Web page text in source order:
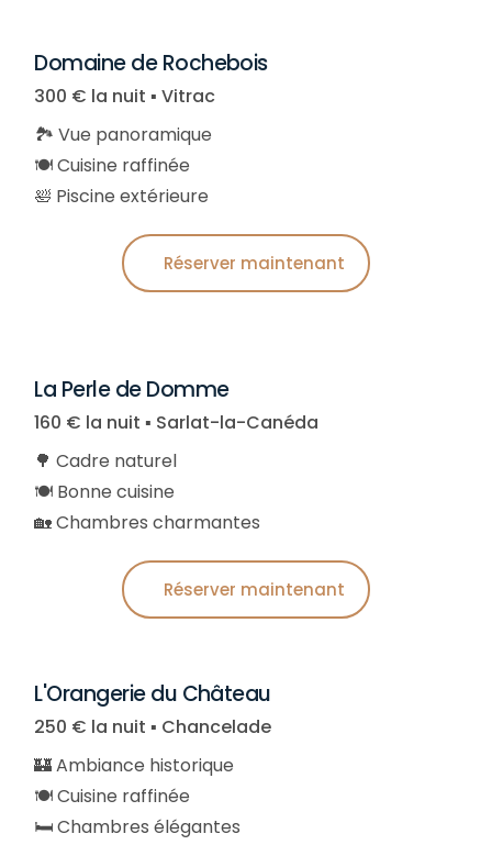
Domaine de Rochebois
300 € la nuit ▪︎ Vitrac
🏞️ Vue panoramique
🍽️ Cuisine raffinée
🛀 Piscine extérieure
Réserver maintenant
La Perle de Domme
160 € la nuit ▪︎ Sarlat-la-Canéda
🌳 Cadre naturel
🍽️ Bonne cuisine
🏡 Chambres charmantes
Réserver maintenant
L'Orangerie du Château
250 € la nuit ▪︎ Chancelade
🏰 Ambiance historique
🍽️ Cuisine raffinée
🛏️ Chambres élégantes